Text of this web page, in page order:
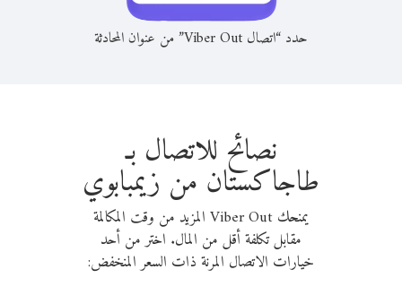
حدد “اتصال Viber Out” من عنوان المحادثة
نصائح للاتصال بـ
طاجاكستان من زيمبابوي
يمنحك Viber Out المزيد من وقت المكالمة
مقابل تكلفة أقل من المال. اختر من أحد
خيارات الاتصال المرنة ذات السعر المنخفض: